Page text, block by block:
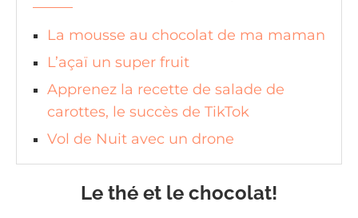
La mousse au chocolat de ma maman
L’açaï un super fruit
Apprenez la recette de salade de
carottes, le succès de TikTok
Vol de Nuit avec un drone
Le thé et le chocolat!